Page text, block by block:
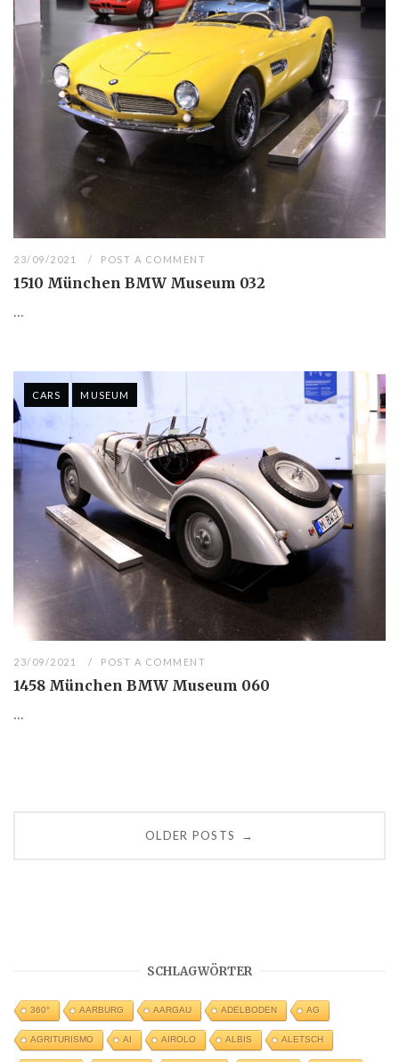
23/09/2021 POST A COMMENT
1510 München BMW Museum 032
...
CARS MUSEUM
23/09/2021 POST A COMMENT
1458 München BMW Museum 060
...
OLDER POSTS →
SCHLAGWÖRTER
360° AARBURG AARGAU ADELBODEN AG
AGRITURISMO AI AIROLO ALBIS ALETSCH